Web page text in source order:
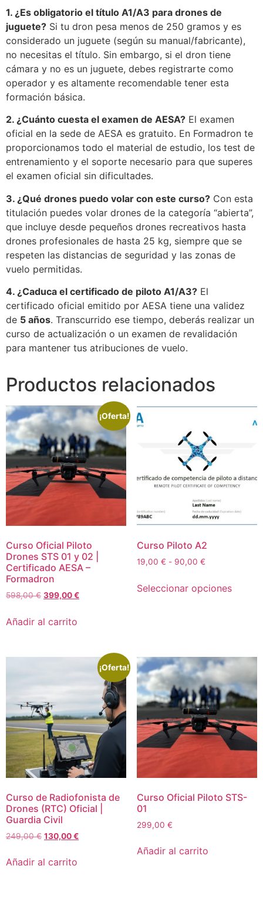
1. ¿Es obligatorio el título A1/A3 para drones de
juguete? Si tu dron pesa menos de 250 gramos y es
considerado un juguete (según su manual/fabricante),
no necesitas el título. Sin embargo, si el dron tiene
cámara y no es un juguete, debes registrarte como
operador y es altamente recomendable tener esta
formación básica.
2. ¿Cuánto cuesta el examen de AESA? El examen
oficial en la sede de AESA es gratuito. En Formadron te
proporcionamos todo el material de estudio, los test de
entrenamiento y el soporte necesario para que superes
el examen oficial sin dificultades.
3. ¿Qué drones puedo volar con este curso? Con esta
titulación puedes volar drones de la categoría “abierta”,
que incluye desde pequeños drones recreativos hasta
drones profesionales de hasta 25 kg, siempre que se
respeten las distancias de seguridad y las zonas de
vuelo permitidas.
4. ¿Caduca el certificado de piloto A1/A3? El
certificado oficial emitido por AESA tiene una validez
de 5 años. Transcurrido ese tiempo, deberás realizar un
curso de actualización o un examen de revalidación
para mantener tus atribuciones de vuelo.
Productos relacionados
¡Oferta!
Curso Oficial Piloto
Drones STS 01 y 02 |
Certificado AESA –
Formadron
598,00€ 399,00€
Añadir al carrito
Curso Piloto A2
19,00 € - 90,00 €
Seleccionar opciones
¡Oferta!
Curso de Radiofonista de
Drones (RTC) Oficial |
Guardia Civil
249,00€ 130,00€
Añadir al carrito
Curso Oficial Piloto STS-
01
299,00 €
Añadir al carrito